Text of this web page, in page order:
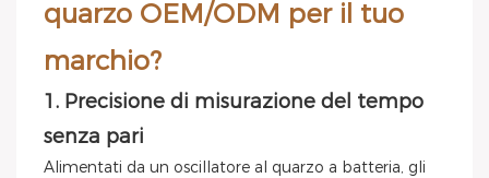
quarzo OEM/ODM per il tuo
marchio?
1. Precisione di misurazione del tempo
senza pari
Alimentati da un oscillatore al quarzo a batteria, gli